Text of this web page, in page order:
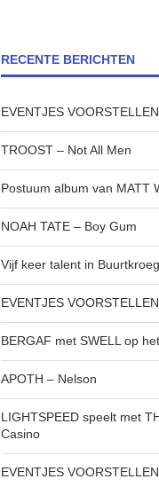
RECENTE BERICHTEN
EVENTJES
TROOST – Not All Men
Postuum album van MATT
NOAH TATE – Boy Gum
Vijf keer talent in
EVENTJES
BERGAF met SWELL op
APOTH – Nelson
LIGHTSPEED speelt met
Casino
EVENTJES